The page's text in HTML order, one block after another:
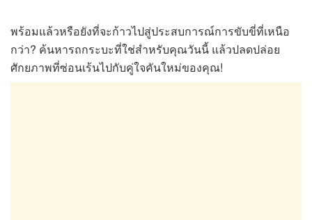
พร้อมแล้วหรือยังที่จะก้าวไปสู่ประสบการณ์การขับขี่ที่เหนือ
กว่า? ค้นหารถกระบะที่ใช่สำหรับคุณวันนี้ แล้วปลดปล่อย
ศักยภาพที่ซ่อนเร้นไปกับคู่ใจคันใหม่ของคุณ!